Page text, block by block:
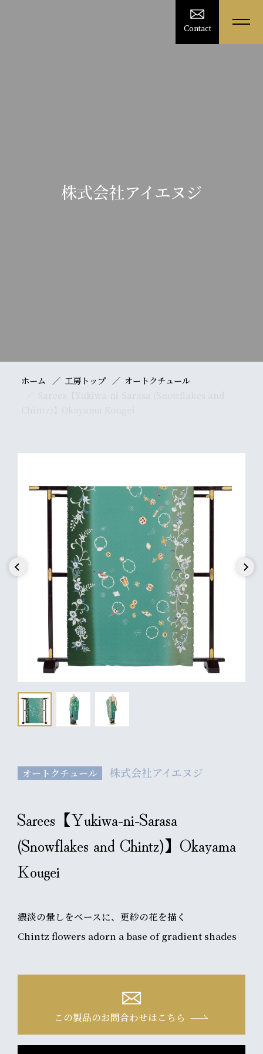
Contact
株式会社アイエヌジ
ホーム 工房トップ
オートクチュール
オートクチュール 株式会社アイエヌジ
Sarees【Yukiwa-ni-Sarasa
(Snowflakes and Chintz)】Okayama
Kougei
濃淡の暈しをベースに、更紗の花を描く
Chintz flowers adorn a base of gradient shades
この製品のお問合わせはこちら